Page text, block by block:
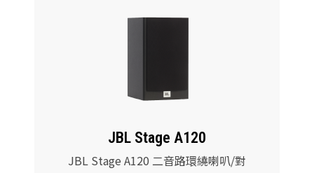
JBL Stage A120
JBL Stage A120 二音路環繞喇叭/對